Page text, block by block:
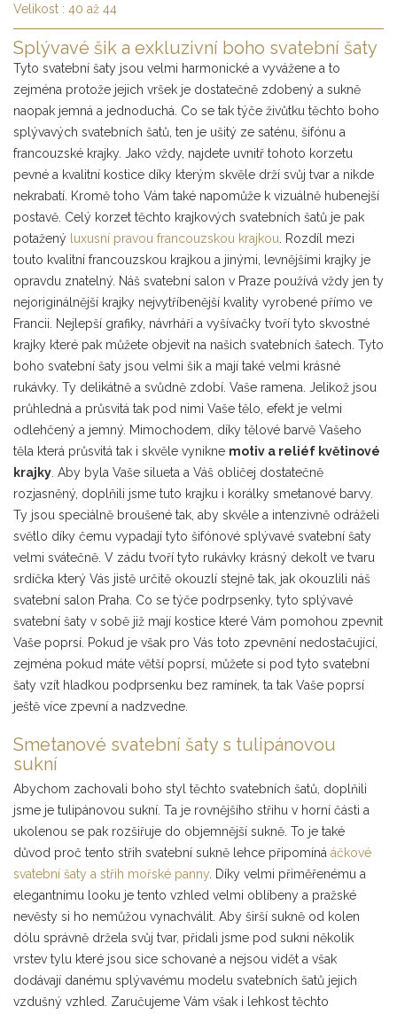
Velikost : 40 až 44
Splývavé šik a exkluzivní boho svatební šaty
Tyto svatební šaty jsou velmi harmonické a vyvážene a to
zejména protože jejich vršek je dostatečně zdobený a sukně
naopak jemná a jednoduchá. Co se tak týče živůtku těchto boho
splývavých svatebních šatů, ten je ušitý ze saténu, šifónu a
francouzské krajky. Jako vždy, najdete uvnitř tohoto korzetu
pevné a kvalitní kostice díky kterým skvěle drží svůj tvar a nikde
nekrabatí. Kromě toho Vám také napomůže k vizuálně hubenejší
postavě. Celý korzet těchto krajkových svatebních šatů je pak
potažený luxusní pravou francouzskou krajkou . Rozdíl mezi
touto kvalitní francouzskou krajkou a jinými, levnějšími krajky je
opravdu znatelný. Náš svatební salon v Praze používá vždy jen ty
nejoriginálnější krajky nejvytříbenější kvality vyrobené přímo ve
Francii. Nejlepší grafiky, návrháři a vyšívačky tvoří tyto skvostné
krajky které pak můžete objevit na našich svatebních šatech. Tyto
boho svatební šaty jsou velmi šik a mají také velmi krásné
rukávky. Ty delikátně a svůdně zdobí. Vaše ramena. Jelikož jsou
průhledná a průsvitá tak pod nimi Vaše tělo, efekt je velmi
odlehčený a jemný. Mimochodem, díky tělové barvě Vašeho
těla která průsvitá tak i skvěle vynikne motiv a reliéf květinové
krajky . Aby byla Vaše silueta a Váš obličej dostatečně
rozjasněný, doplňili jsme tuto krajku i korálky smetanové barvy.
Ty jsou speciálně broušené tak, aby skvěle a intenzivně odráželi
světlo díky čemu vypadají tyto šifónové splývavé svatební šaty
velmi svátečně. V zádu tvoří tyto rukávky krásný dekolt ve tvaru
srdíčka který Vás jistě určitě okouzlí stejně tak, jak okouzlili náš
svatební salon Praha. Co se týče podrpsenky, tyto splývavé
svatební šaty v sobě již mají kostice které Vám pomohou zpevnit
Vaše poprsí. Pokud je však pro Vás toto zpevnění nedostačující,
zejména pokud máte větší poprsí, můžete si pod tyto svatební
šaty vzít hladkou podprsenku bez ramínek, ta tak Vaše poprsí
ještě více zpevní a nadzvedne.
Smetanové svatební šaty s tulipánovou
sukní
Abychom zachovali boho styl těchto svatebních šatů, doplňili
jsme je tulipánovou sukní. Ta je rovnějšího střihu v horní části a
ukolenou se pak rozšiřuje do objemnější sukně. To je také
důvod proč tento střih svatební sukně lehce připomíná áčkové
svatební šaty a střih mořské panny . Díky velmi přiměřenému a
elegantnímu looku je tento vzhled velmi oblíbeny a pražské
nevěsty si ho nemůžou vynachválit. Aby širší sukně od kolen
dólu správně držela svůj tvar, přidali jsme pod sukni několik
vrstev tylu které jsou sice schované a nejsou vidět a však
dodávají danému splývavému modelu svatebních šatů jejich
vzdušný vzhled. Zaručujeme Vám však i lehkost těchto